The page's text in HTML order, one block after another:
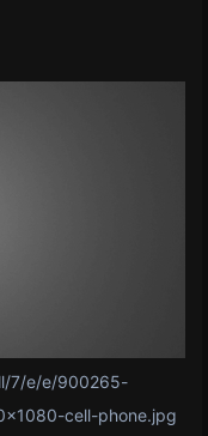
7/e/e/900265-
cell-phone.jpg